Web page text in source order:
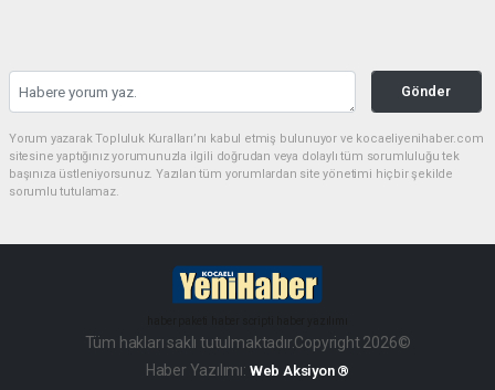
Gönder
Yorum yazarak Topluluk Kuralları’nı kabul etmiş bulunuyor ve kocaeliyenihaber.com
sitesine yaptığınız yorumunuzla ilgili doğrudan veya dolaylı tüm sorumluluğu tek
başınıza üstleniyorsunuz. Yazılan tüm yorumlardan site yönetimi hiçbir şekilde
sorumlu tutulamaz.
Tüm hakları saklı tutulmaktadır.Copyright 2026©
Haber Yazılımı: Web Aksiyon ®